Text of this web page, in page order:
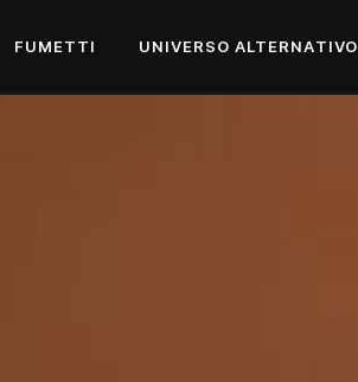
FUMETTI UNIVERSO ALTERNATIVO